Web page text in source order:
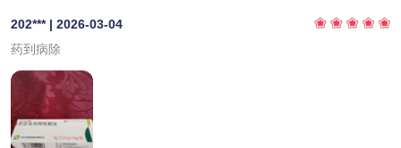
202*** | 2026-03-04
药到病除